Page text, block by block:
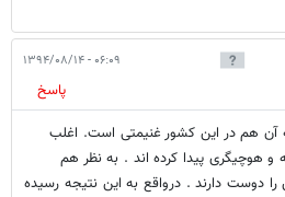
۰۶:۰۹ - ۱۳۹۴/۰۸/۱۴
پاسخ
آن هم در این کشور غنیمتی است. اغلب
و هوچیگری پیدا کرده اند . به نظر هم
دوست دارند . درواقع به این نتیجه رسیده